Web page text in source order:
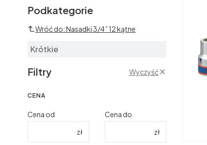
Podkategorie
Wróć do: Nasadki 3/4” 12 kątne
Krótkie
Filtry Wyczyść
CENA
Cena od
zł
Cena do
zł